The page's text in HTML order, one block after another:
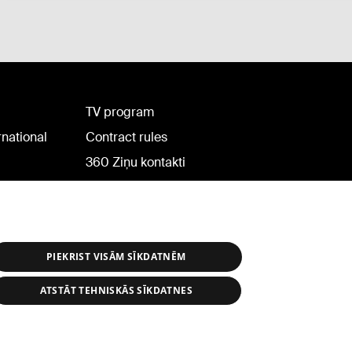
TV program
Contract rules
360 Ziņu kontakti
PIEKRIST VISĀM SĪKDATNĒM
ATSTĀT TEHNISKĀS SĪKDATNES